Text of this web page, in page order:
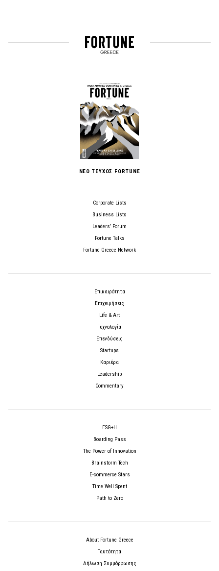
ΝΕΟ ΤΕΥΧΟΣ FORTUNE
Corporate Lists
Business Lists
Leaders’ Forum
Fortune Talks
Fortune Greece Network
Επικαιρότητα
Επιχειρήσεις
Life & Art
Τεχνολογία
Επενδύσεις
Startups
Καριέρα
Leadership
Commentary
ESG+H
Boarding Pass
The Power of Innovation
Brainstorm Tech
E-commerce Stars
Time Well Spent
Path to Zero
About Fortune Greece
Ταυτότητα
Δήλωση Συμμόρφωσης